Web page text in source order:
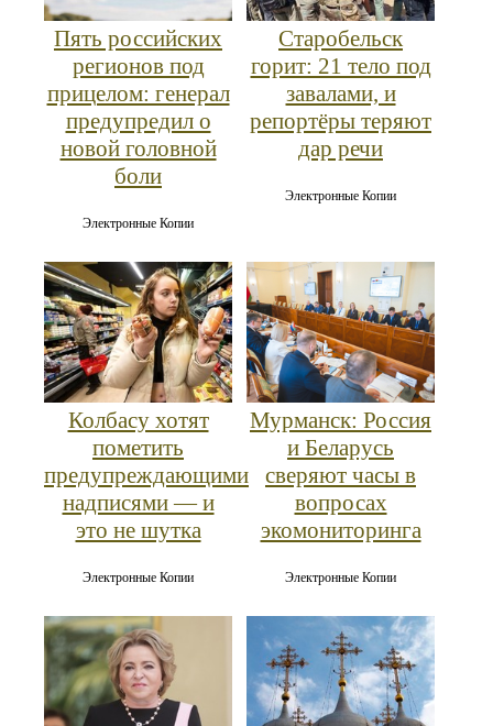
Пять российских
регионов под
прицелом: генерал
предупредил о
новой головной
боли
Электронные Копии
Старобельск
горит: 21 тело под
завалами, и
репортёры теряют
дар речи
Электронные Копии
Колбасу хотят
пометить
предупреждающими
надписями — и
это не шутка
Электронные Копии
Мурманск: Россия
и Беларусь
сверяют часы в
вопросах
экомониторинга
Электронные Копии